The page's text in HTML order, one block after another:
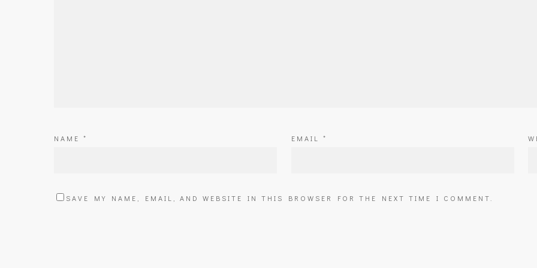
NAME * EMAIL *
SAVE MY NAME, EMAIL, AND WEBSITE IN THIS BROWSER FOR THE NEXT TIME I COMMENT.